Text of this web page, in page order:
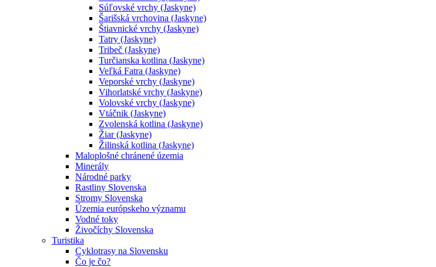
Súľovské vrchy (Jaskyne)
Šarišská vrchovina (Jaskyne)
Štiavnické vrchy (Jaskyne)
Tatry (Jaskyne)
Tribeč (Jaskyne)
Turčianska kotlina (Jaskyne)
Veľká Fatra (Jaskyne)
Veporské vrchy (Jaskyne)
Vihorlatské vrchy (Jaskyne)
Volovské vrchy (Jaskyne)
Vtáčnik (Jaskyne)
Zvolenská kotlina (Jaskyne)
Žiar (Jaskyne)
Žilinská kotlina (Jaskyne)
Maloplošné chránené územia
Minerály
Národné parky
Rastliny Slovenska
Stromy Slovenska
Územia európskeho významu
Vodné toky
Živočíchy Slovenska
Turistika
Cyklotrasy na Slovensku
Čo je čo?